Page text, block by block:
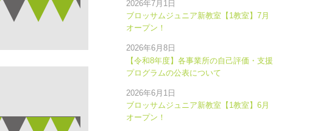
ブロッサムジュニア新教室【1教室】7月
オープン！
2026年7月1日
【令和8年度】各事業所の自己評価・支援
プログラムの公表について
2026年6月8日
ブロッサムジュニア新教室【1教室】6月
オープン！
2026年6月1日